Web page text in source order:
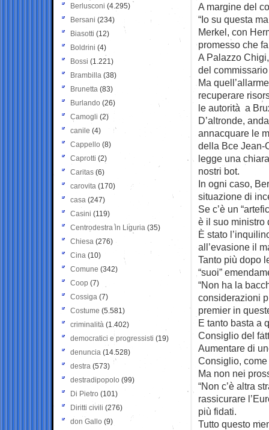
A margine del
“Io su questa
Merkel, con
promesso che
A Palazzo
del
Ma
recuperare
le autorità a
D’altronde,
annacquare le
della Bce Jean-
legge una
nostri bot.
In ogni caso,
situazione di
Se c’è un
è il suo ministro
È stato
all’evasione il
Tanto più dopo
“suoi”
“Non ha la
considerazioni
premier in
E tanto basta a
Consiglio del
Aumentare di
Consiglio,
Ma non nei
“Non c’è altra
rassicurare
più fidati.
Tutto questo
Berlusconi (4.295)
Bersani (234)
Biasotti (12)
Boldrini (4)
Bossi (1.221)
Brambilla (38)
Brunetta (83)
Burlando (26)
Camogli (2)
canile (4)
Cappello (8)
Caprotti (2)
Caritas (6)
carovita (170)
casa (247)
Casini (119)
Centrodestra in Liguria (35)
Chiesa (276)
Cina (10)
Comune (342)
Coop (7)
Cossiga (7)
Costume (5.581)
criminalità (1.402)
democratici e progressisti (19)
denuncia (14.528)
destra (573)
destradipopolo (99)
Di Pietro (101)
Diritti civili (276)
don Gallo (9)